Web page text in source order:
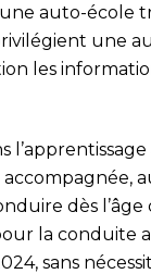
une auto-école
une
les
dès
la
sans